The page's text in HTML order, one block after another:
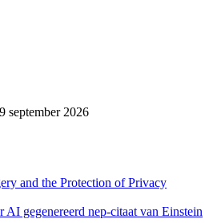
and the Protection of Privacy
gegenereerd nep-citaat van Einstein